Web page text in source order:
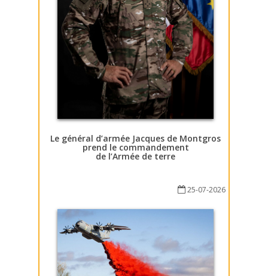
Le général d’armée Jacques de Montgros
prend le commandement
de l’Armée de terre
25-07-2026